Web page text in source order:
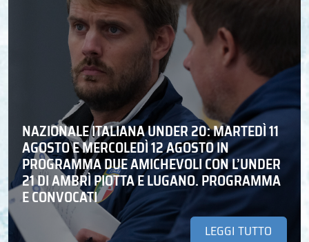
NAZIONALE ITALIANA UNDER 20: MARTEDÌ 11
AGOSTO E MERCOLEDÌ 12 AGOSTO IN
PROGRAMMA DUE AMICHEVOLI CON L’UNDER
21 DI AMBRÌ PIOTTA E LUGANO. PROGRAMMA
E CONVOCATI
LEGGI TUTTO